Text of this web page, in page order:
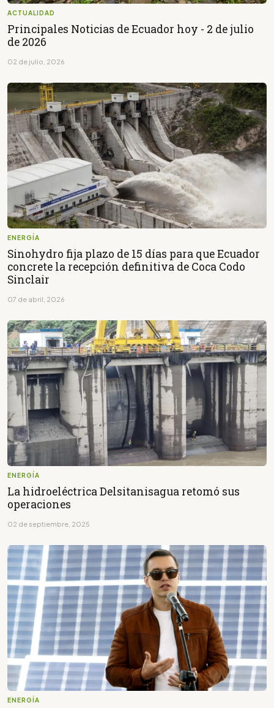
ACTUALIDAD
Principales Noticias de Ecuador hoy - 2 de julio
de 2026
02 de julio, 2026
ENERGÍA
Sinohydro fija plazo de 15 días para que Ecuador
concrete la recepción definitiva de Coca Codo
Sinclair
07 de abril, 2026
ENERGÍA
La hidroeléctrica Delsitanisagua retomó sus
operaciones
02 de septiembre, 2025
ENERGÍA